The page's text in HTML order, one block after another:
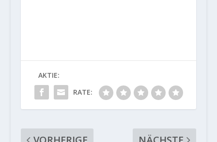
AKTIE:
RATE: